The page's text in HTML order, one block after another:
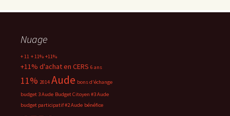
Nuage
+ 11 + 11% +11%
+11% d'achat en CERS 6 ans
11% 2014 Aude bons d'échange
budget 3 Aude Budget Citoyen #3 Aude
budget participatif #2 Aude bénéfice